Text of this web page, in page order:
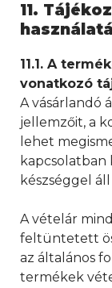
11.
11.1. A
vonatkozó
A vásárlandó
jellemzőit, a
lehet
készséggel
A vételár
feltüntetett
az általános
termékek